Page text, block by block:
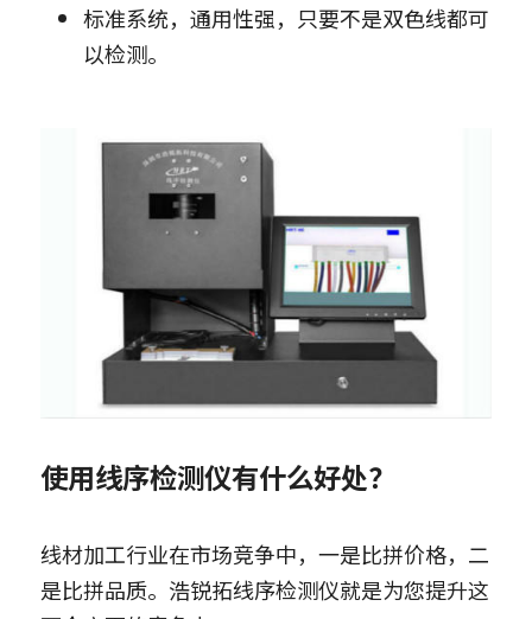
标准系统，通用性强，只要不是双色线都可
以检测。
使用线序检测仪有什么好处？
线材加工行业在市场竞争中，一是比拼价格，二
是比拼品质。浩锐拓线序检测仪就是为您提升这